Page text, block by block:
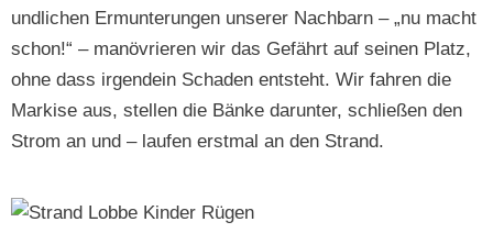
undlichen Ermunterun­gen unser­er Nach­barn – „nu macht
schon!“ – manövri­eren wir das Gefährt auf seinen Platz,
ohne dass irgen­dein Schaden entste­ht. Wir fahren die
Markise aus, stellen die Bänke darunter, schließen den
Strom an und – laufen erst­mal an den Strand.